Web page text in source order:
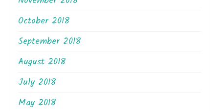
October 2018
September 2018
August 2018
July 2018
May 2018